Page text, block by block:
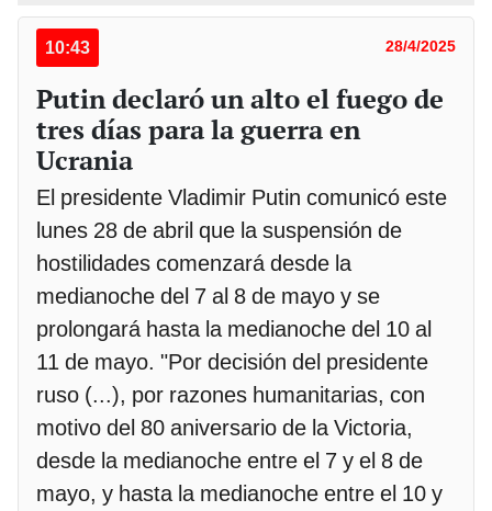
10:43 28/4/2025
Putin declaró un alto el fuego de
tres días para la guerra en
Ucrania
El presidente Vladimir Putin comunicó este
lunes 28 de abril que la suspensión de
hostilidades comenzará desde la
medianoche del 7 al 8 de mayo y se
prolongará hasta la medianoche del 10 al
11 de mayo. "Por decisión del presidente
ruso (...), por razones humanitarias, con
motivo del 80 aniversario de la Victoria,
desde la medianoche entre el 7 y el 8 de
mayo, y hasta la medianoche entre el 10 y